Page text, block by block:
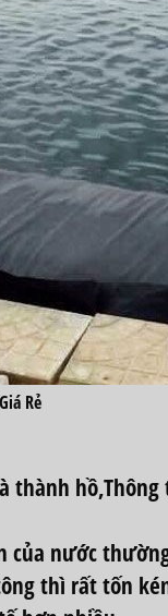
Rẻ
thành
của nước
thì rất tốn